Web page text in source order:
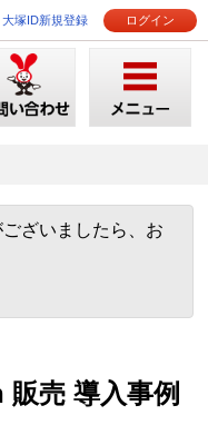
大塚ID新規登録 ログイン
ざいましたら、お
売 導入事例